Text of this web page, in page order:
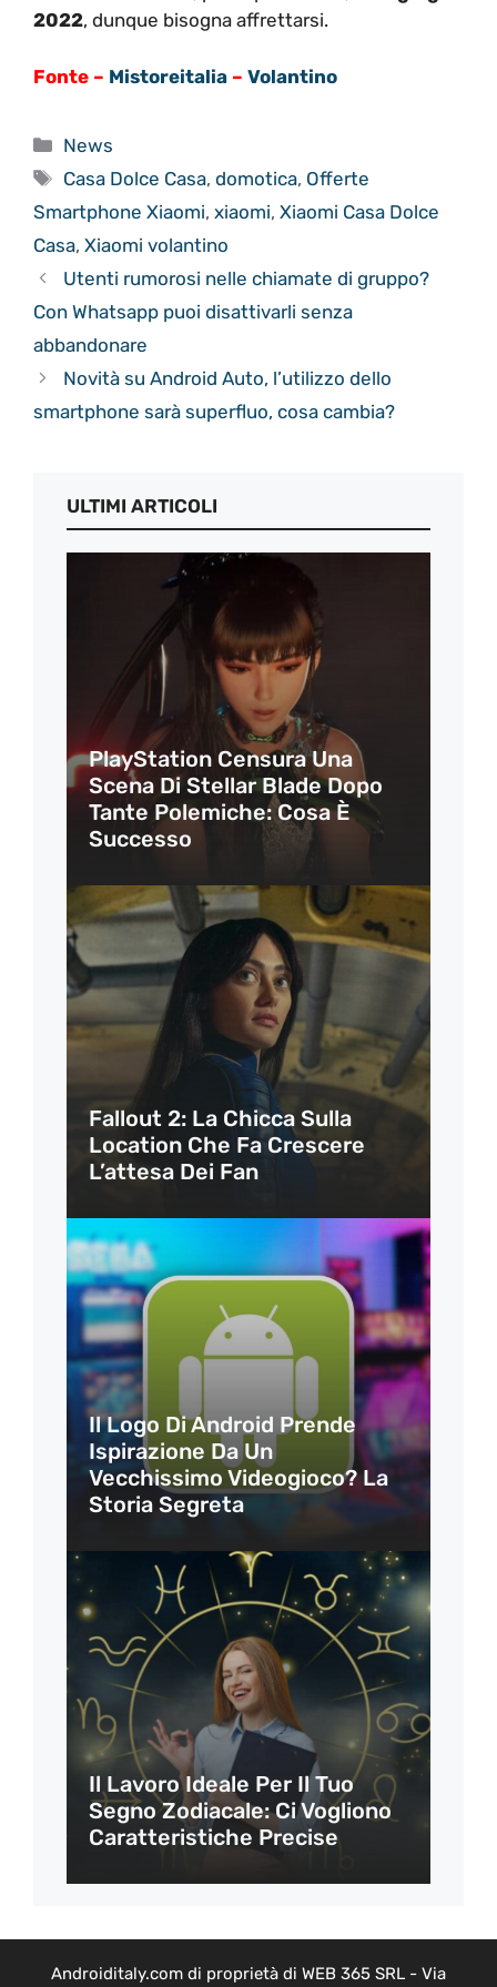
2022, dunque bisogna affrettarsi.
Fonte – Mistoreitalia – Volantino
Categorie
News
Tag
Casa Dolce Casa,domotica, Offerte
Smartphone Xiaomi, xiaomi, Xiaomi Casa Dolce
Casa, Xiaomi volantino
Utenti rumorosi nelle chiamate di gruppo?
Con Whatsapp puoi disattivarli senza
abbandonare
Novità su Android Auto, l’utilizzo dello
smartphone sarà superfluo, cosa cambia?
ULTIMI ARTICOLI
PlayStation Censura Una
Scena Di Stellar Blade Dopo
Tante Polemiche: Cosa È
Successo
Fallout 2: La Chicca Sulla
Location Che Fa Crescere
L’attesa Dei Fan
Il Logo Di Android Prende
Ispirazione Da Un
Vecchissimo Videogioco? La
Storia Segreta
Il Lavoro Ideale Per Il Tuo
Segno Zodiacale: Ci Vogliono
Caratteristiche Precise
Androiditaly.com di proprietà di WEB 365 SRL - Via